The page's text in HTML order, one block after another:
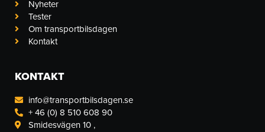
Nyheter
Tester
Om transportbilsdagen
Kontakt
KONTAKT
info@transportbilsdagen.se
+ 46 (0) 8 510 608 90
Smidesvägen 10 ,